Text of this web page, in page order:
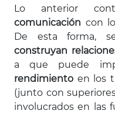
Lo anterior
comunicación con
De esta forma,
construyan
a que puede
rendimiento en los
(junto con
involucrados en las